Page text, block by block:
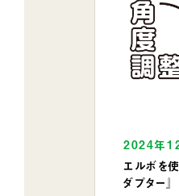
2024年
エルボを
ダプター』